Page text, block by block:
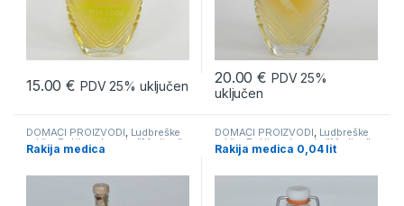
15.00€ PDV 25% uključen 20.00€ PDV 25%
uključen
DOMAĆI PROIZVODI, Ludbreške
rakije Rakija od meda "Medica",
SUVENIRI
Rakija medica
DOMAĆI PROIZVODI, Ludbreške
rakije Rakija od meda "Medica",
SUVENIRI
Rakija medica 0,04 lit